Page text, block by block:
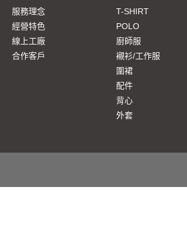
服務理念
經營特色
線上工廠
合作客戶
T-SHIRT
POLO
廚師服
襯衫/工作服
圍裙
配件
背心
外套